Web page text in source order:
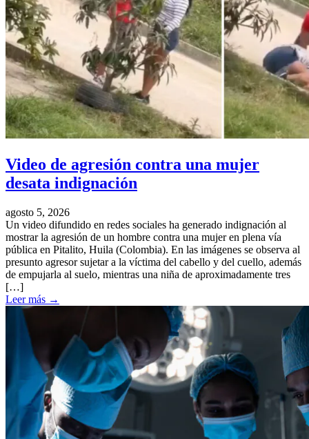
Video de agresión contra una mujer
desata indignación
agosto 5, 2026
Un video difundido en redes sociales ha generado indignación al
mostrar la agresión de un hombre contra una mujer en plena vía
pública en Pitalito, Huila (Colombia). En las imágenes se observa al
presunto agresor sujetar a la víctima del cabello y del cuello, además
de empujarla al suelo, mientras una niña de aproximadamente tres
[…]
Leer más →